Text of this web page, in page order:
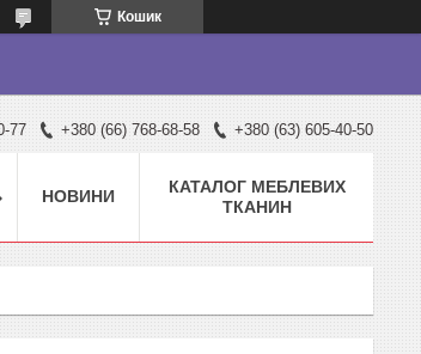
Кошик
77 +380 (66) 768-68-58 +380 (63) 605-40-50
НОВИНИ
КАТАЛОГ МЕБЛЕВИХ
ТКАНИН